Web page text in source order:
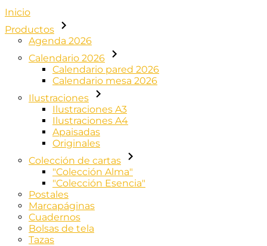
Inicio
Productos
Agenda 2026
Calendario 2026
Calendario pared 2026
Calendario mesa 2026
Ilustraciones
Ilustraciones A3
Ilustraciones A4
Apaisadas
Originales
Colección de cartas
"Colección Alma"
"Colección Esencia"
Postales
Marcapáginas
Cuadernos
Bolsas de tela
Tazas